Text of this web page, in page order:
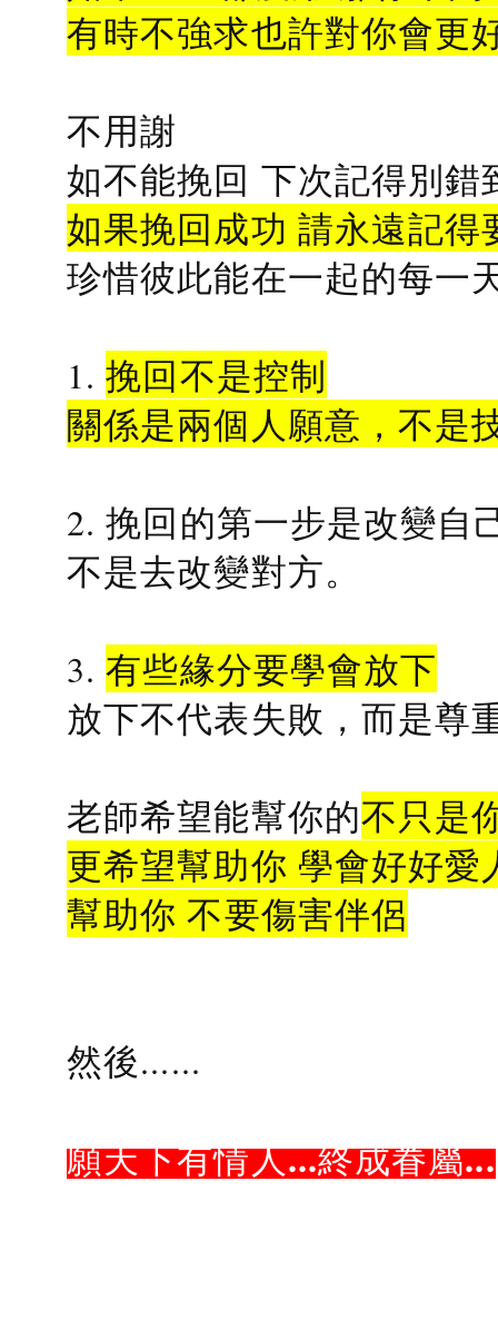
有時不強求也許對你會更
不用謝
如不能挽回 下次記得別錯
如果挽回成功 請永遠記得
珍惜彼此能在一起的每一
1.挽回不是控制
關係是兩個人願意，不是
2. 挽回的第一步是改變自
不是去改變對方。
3.有些緣分要學會放下
放下不代表失敗，而是尊
老師希望能幫你的不只是
更希望幫助你 學會好好愛
幫助你 不要傷害伴侶
然後......
願天下有情人...終成眷屬...